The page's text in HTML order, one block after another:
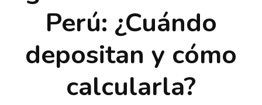
Perú: ¿Cuándo
depositan y cómo
calcularla?